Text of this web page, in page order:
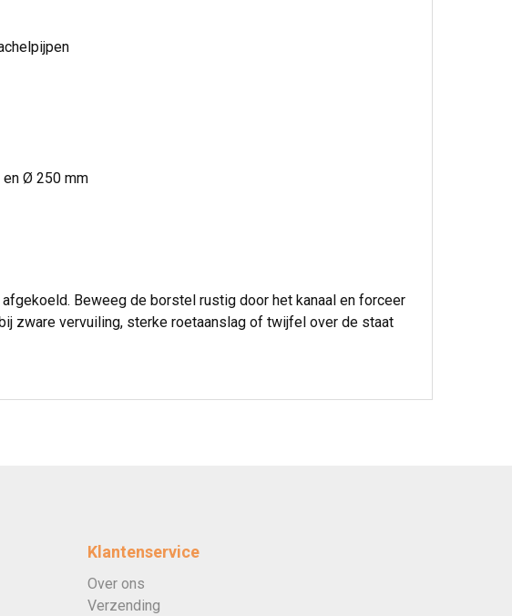
Ø 250 mm
Beweeg de borstel rustig door het kanaal en forceer
zware vervuiling, sterke roetaanslag of twijfel over de staat
Klantenservice
Over ons
Verzending